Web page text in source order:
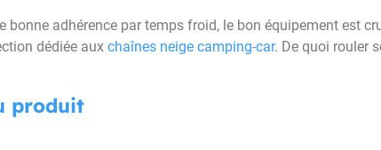
bonne adhérence par temps froid, le bon équipement est
dédiée aux chaînes neige camping-car. De quoi rouler
produit